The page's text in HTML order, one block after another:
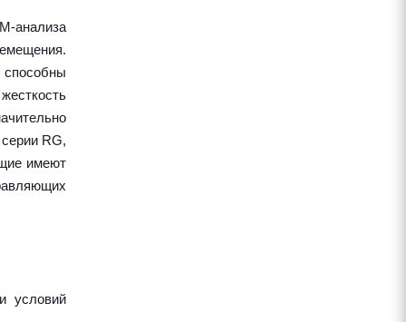
анализа
RG,
имеют
условий